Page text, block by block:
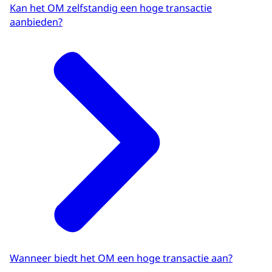
Kan het OM zelfstandig een hoge transactie
aanbieden?
Wanneer biedt het OM een hoge transactie aan?